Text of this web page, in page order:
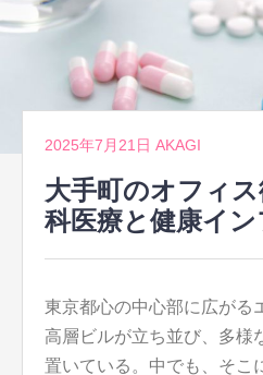
キ
2025年7月21日 AKAGI
大手町のオフィ
科医療と健康イ
東京都心の中心部に広がる
高層ビルが立ち並び、多様
置いている。 中でも、そこ